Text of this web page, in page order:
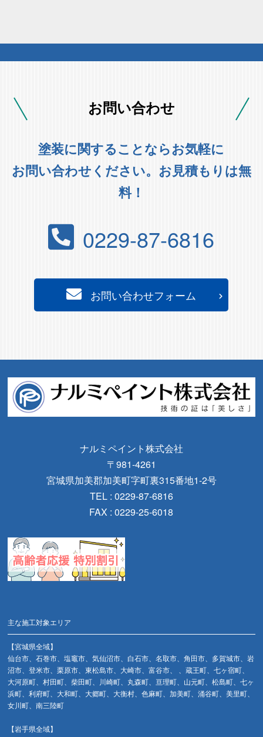
お問い合わせ
塗装に関することならお気軽に
お問い合わせください。お見積もりは無
料！
0229-87-6816
お問い合わせフォーム
ナルミペイント株式会社
〒981-4261
宮城県加美郡加美町字町裏315番地1-2号
TEL : 0229-87-6816
FAX : 0229-25-6018
主な施工対象エリア
【宮城県全域】
仙台市、石巻市、塩竈市、気仙沼市、白石市、名取市、角田市、多賀城市、岩
沼市、登米市、栗原市、東松島市、大崎市、富谷市、 、蔵王町、七ヶ宿町、
大河原町、村田町、柴田町、川崎町、丸森町、亘理町、山元町、松島町、七ヶ
浜町、利府町、大和町、大郷町、大衡村、色麻町、加美町、涌谷町、美里町、
女川町、南三陸町
【岩手県全域】